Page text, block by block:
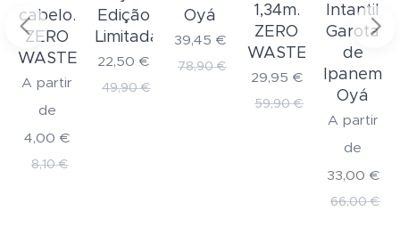
cabelo.
ZERO
WASTE
A partir
de
4,00 €
8,10€
Edição
Limitada
22,50 €
49,90€
Oyá
39,45 €
78,90€
1,34m.
ZERO
WASTE
29,95 €
59,90€
Intantil
Garota
de
Ipanema
Oyá
A partir
de
33,00 €
66,00€